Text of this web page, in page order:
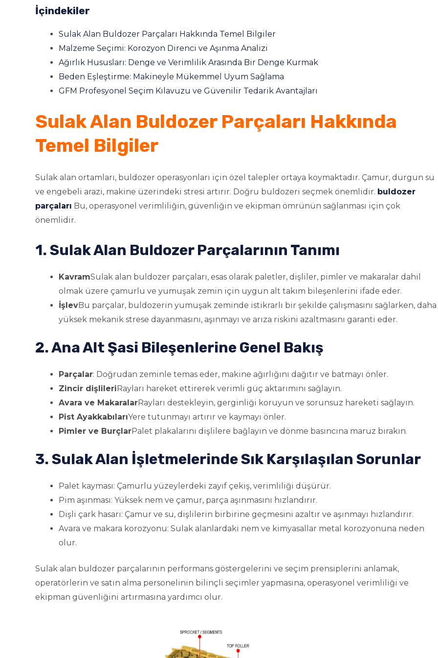
İçindekiler
Sulak Alan Buldozer Parçaları Hakkında Temel Bilgiler
Malzeme Seçimi: Korozyon Direnci ve Aşınma Analizi
Ağırlık Hususları: Denge ve Verimlilik Arasında Bir Denge Kurmak
Beden Eşleştirme: Makineyle Mükemmel Uyum Sağlama
GFM Profesyonel Seçim Kılavuzu ve Güvenilir Tedarik Avantajları
Sulak Alan Buldozer Parçaları Hakkında
Temel Bilgiler
Sulak alan ortamları, buldozer operasyonları için özel talepler ortaya koymaktadır. Çamur, durgun su
ve engebeli arazi, makine üzerindeki stresi artırır. Doğru buldozeri seçmek önemlidir. buldozer
parçaları Bu, operasyonel verimliliğin, güvenliğin ve ekipman ömrünün sağlanması için çok
önemlidir.
1. Sulak Alan Buldozer Parçalarının Tanımı
KavramSulak alan buldozer parçaları, esas olarak paletler, dişliler, pimler ve makaralar dahil
olmak üzere çamurlu ve yumuşak zemin için uygun alt takım bileşenlerini ifade eder.
İşlevBu parçalar, buldozerin yumuşak zeminde istikrarlı bir şekilde çalışmasını sağlarken, daha
yüksek mekanik strese dayanmasını, aşınmayı ve arıza riskini azaltmasını garanti eder.
2. Ana Alt Şasi Bileşenlerine Genel Bakış
Parçalar: Doğrudan zeminle temas eder, makine ağırlığını dağıtır ve batmayı önler.
Zincir dişlileri Rayları hareket ettirerek verimli güç aktarımını sağlayın.
Avara ve MakaralarRayları destekleyin, gerginliği koruyun ve sorunsuz hareketi sağlayın.
Pist AyakkabılarıYere tutunmayı artırır ve kaymayı önler.
Pimler ve BurçlarPalet plakalarını dişlilere bağlayın ve dönme basıncına maruz bırakın.
3. Sulak Alan İşletmelerinde Sık Karşılaşılan Sorunlar
Palet kayması: Çamurlu yüzeylerdeki zayıf çekiş, verimliliği düşürür.
Pim aşınması: Yüksek nem ve çamur, parça aşınmasını hızlandırır.
Dişli çark hasarı: Çamur ve su, dişlilerin birbirine geçmesini azaltır ve aşınmayı hızlandırır.
Avara ve makara korozyonu: Sulak alanlardaki nem ve kimyasallar metal korozyonuna neden
olur.
Sulak alan buldozer parçalarının performans göstergelerini ve seçim prensiplerini anlamak,
operatörlerin ve satın alma personelinin bilinçli seçimler yapmasına, operasyonel verimliliği ve
ekipman güvenliğini artırmasına yardımcı olur.